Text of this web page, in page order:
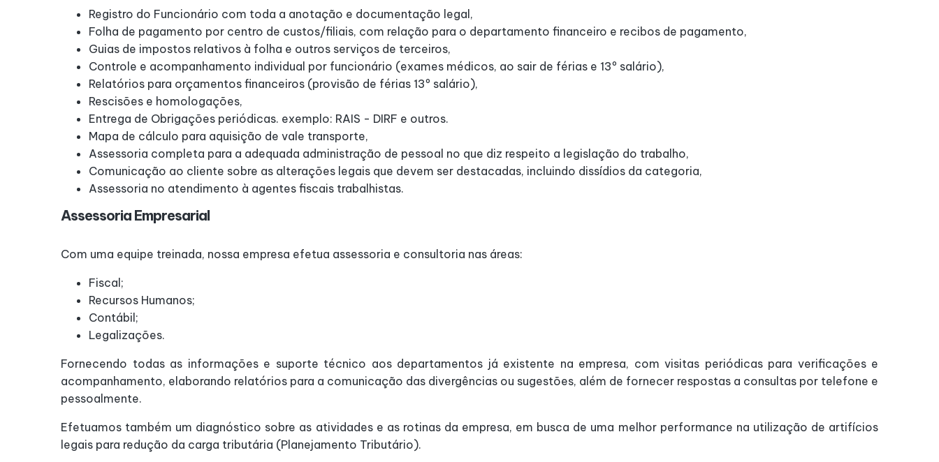
Registro do Funcionário com toda a anotação e documentação legal,
Folha de pagamento por centro de custos/filiais, com relação para o departamento financeiro e recibos de pagamento,
Guias de impostos relativos à folha e outros serviços de terceiros,
Controle e acompanhamento individual por funcionário (exames médicos, ao sair de férias e 13º salário),
Relatórios para orçamentos financeiros (provisão de férias 13º salário),
Rescisões e homologações,
Entrega de Obrigações periódicas. exemplo: RAIS - DIRF e outros.
Mapa de cálculo para aquisição de vale transporte,
Assessoria completa para a adequada administração de pessoal no que diz respeito a legislação do trabalho,
Comunicação ao cliente sobre as alterações legais que devem ser destacadas, incluindo dissídios da categoria,
Assessoria no atendimento à agentes fiscais trabalhistas.
Assessoria Empresarial
Com uma equipe treinada, nossa empresa efetua assessoria e consultoria nas áreas:
Fiscal;
Recursos Humanos;
Contábil;
Legalizações.
Fornecendo todas as informações e suporte técnico aos departamentos já existente na empresa, com visitas periódicas para verificações e
acompanhamento, elaborando relatórios para a comunicação das divergências ou sugestões, além de fornecer respostas a consultas por telefone e
pessoalmente.
Efetuamos também um diagnóstico sobre as atividades e as rotinas da empresa, em busca de uma melhor performance na utilização de artifícios
legais para redução da carga tributária (Planejamento Tributário).